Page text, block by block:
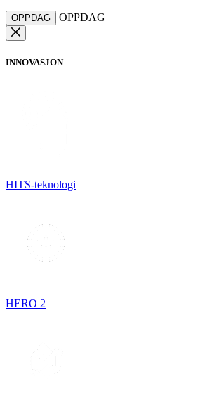
OPPDAG OPPDAG
INNOVASJON
HITS-teknologi
HERO 2